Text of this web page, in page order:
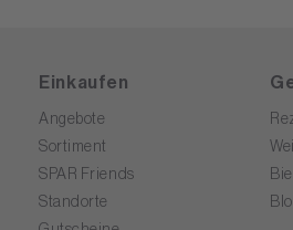
Einkaufen
Angebote
Sortiment
SPAR Friends
Standorte